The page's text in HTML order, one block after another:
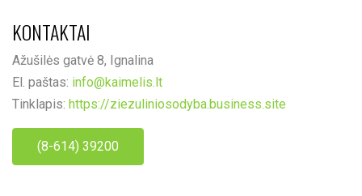
KONTAKTAI
Ažušilės gatvė 8, Ignalina
El. paštas: info@kaimelis.lt
Tinklapis: https://ziezuliniosodyba.business.site
(8-614) 39200